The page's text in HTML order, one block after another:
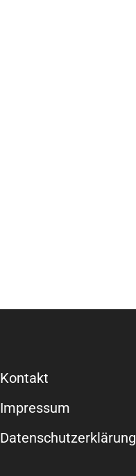
Kontakt
Impressum
Datenschutzerklärung